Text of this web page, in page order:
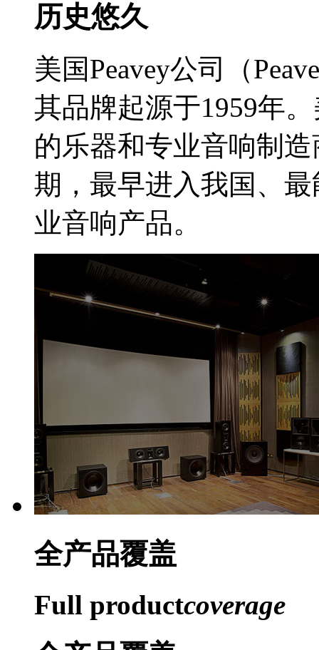
历史悠久
美国Peavey公司（
其品牌起源于1959年
的乐器和专业音响制
期，最早进入我国、
业音响产品。
全产品覆盖
Full productcoverage